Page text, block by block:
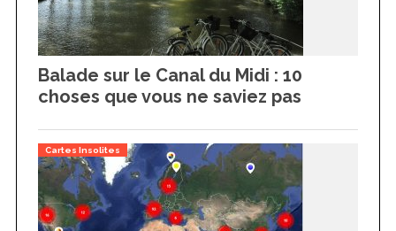
Balade sur le Canal du Midi : 10
choses que vous ne saviez pas
Cartes Insolites